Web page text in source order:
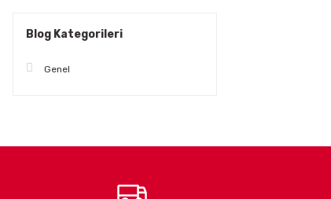
Blog Kategorileri
Genel